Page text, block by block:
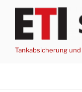
Zum
springen
Tankabsicherung